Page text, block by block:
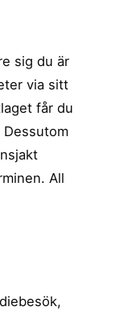
sig du är
via sitt
får du
All